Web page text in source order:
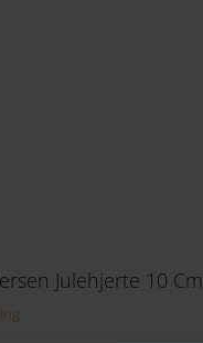
Julehjerte 10 Cm